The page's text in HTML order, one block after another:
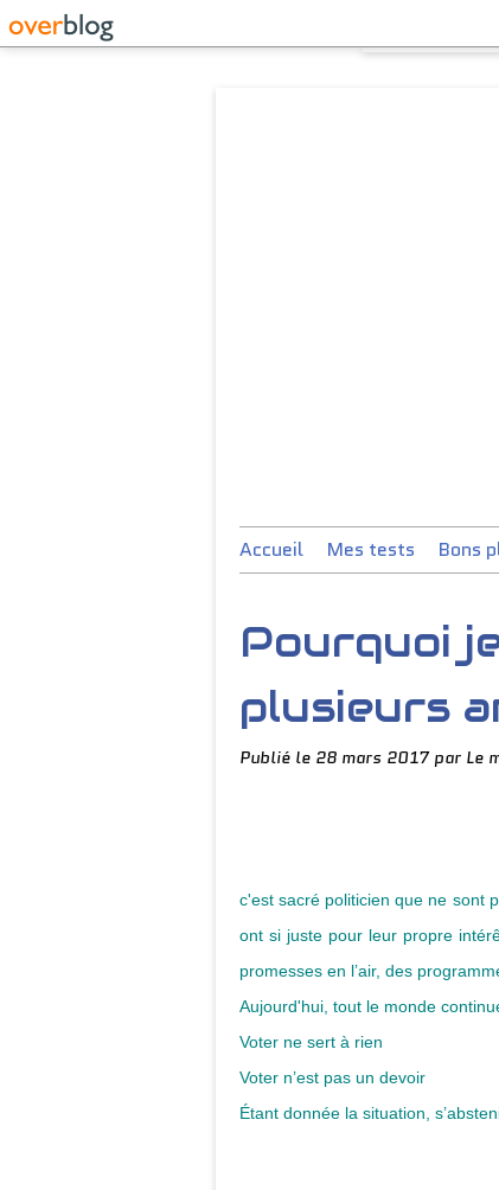
Accueil Mes tests Bons
Pourquoi
plusieurs
Publié le 28 mars 2017 par Le
c'est sacré politicien que ne sont
ont si juste pour leur propre
promesses en l’air, des
Aujourd'hui, tout le monde
Voter ne sert à rien
Voter n’est pas un devoir
Étant donnée la situation,